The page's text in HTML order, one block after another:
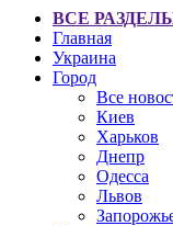
ВСЕ
Главная
Украина
Город
Все
Киев
Харьков
Днепр
Одесса
Львов